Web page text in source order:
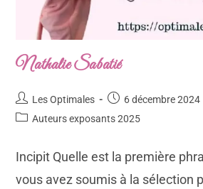
Nathalie Sabatié
Les Optimales
6 décembre 2024
Auteurs exposants 2025
Incipit Quelle est la première
vous avez soumis à la sélection